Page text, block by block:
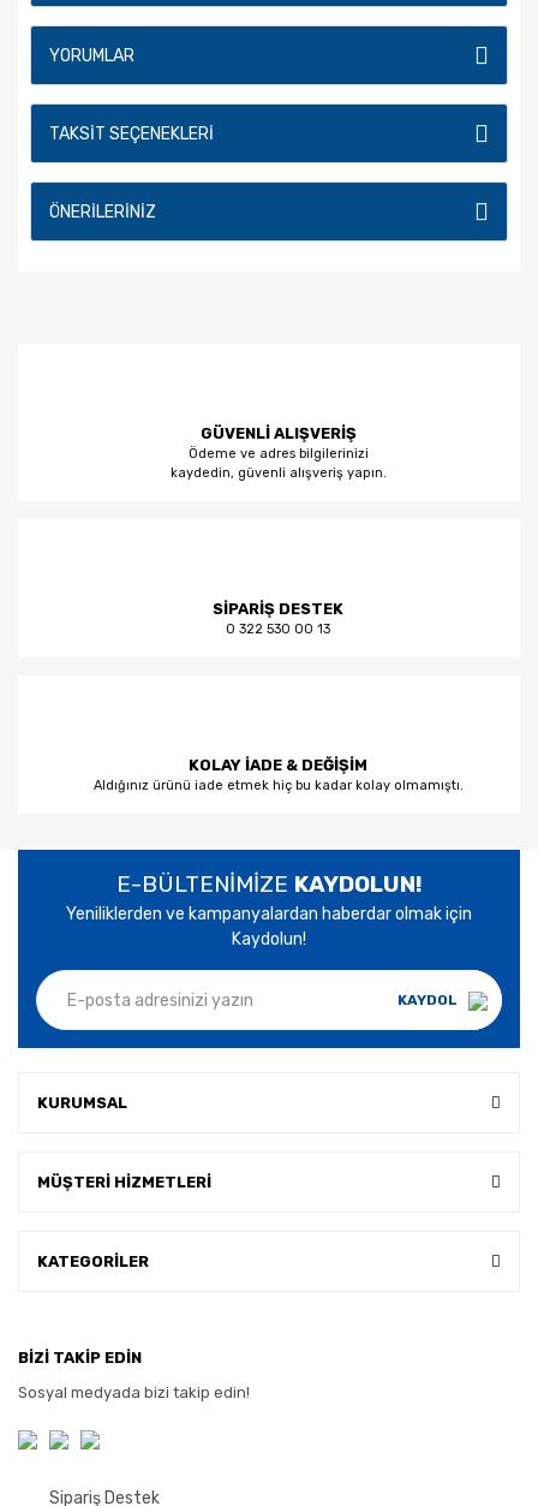
YORUMLAR
TAKSIT SEÇENEKLERI
ÖNERILERINIZ
GÜVENLİ ALIŞVERİŞ
Ödeme ve adres bilgilerinizi
kaydedin, güvenli alışveriş yapın.
SİPARİŞ DESTEK
0 322 530 00 13
KOLAY İADE & DEĞİŞİM
Aldığınız ürünü iade etmek hiç bu kadar kolay olmamıştı.
E-BÜLTENİMİZE KAYDOLUN!
Yeniliklerden ve kampanyalardan haberdar olmak için
Kaydolun!
KAYDOL
KURUMSAL
MÜŞTERİ HİZMETLERİ
KATEGORİLER
BİZİ TAKİP EDİN
Sosyal medyada bizi takip edin!
Sipariş Destek